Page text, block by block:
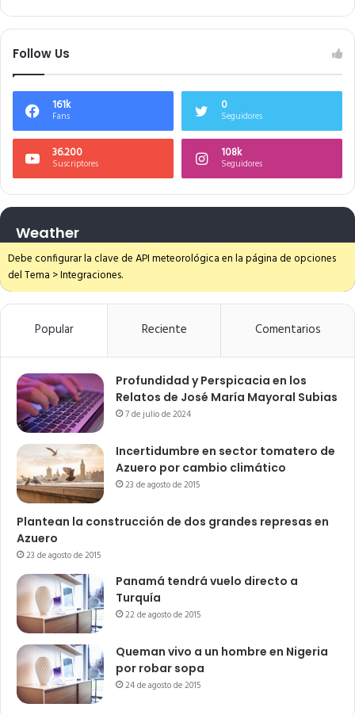
Follow Us
161k
Fans
0
Seguidores
36.200
Suscriptores
108k
Seguidores
Weather
Debe configurar la clave de API meteorológica en la página de opciones
del Tema > Integraciones.
Popular Reciente Comentarios
Profundidad y Perspicacia en los
Relatos de José María Mayoral Subias
7 de julio de 2024
Incertidumbre en sector tomatero de
Azuero por cambio climático
23 de agosto de 2015
Plantean la construcción de dos grandes represas en
Azuero
23 de agosto de 2015
Panamá tendrá vuelo directo a
Turquía
22 de agosto de 2015
Queman vivo a un hombre en Nigeria
por robar sopa
24 de agosto de 2015